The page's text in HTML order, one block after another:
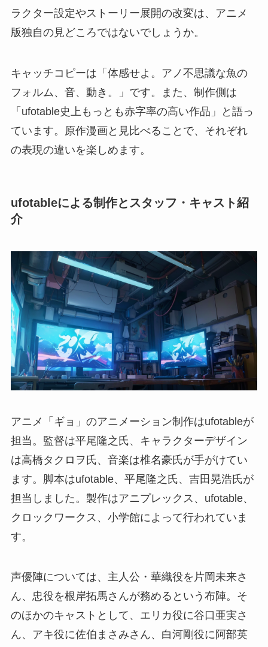
ラクター設定やストーリー展開の改変は、アニメ
版独自の見どころではないでしょうか。
キャッチコピーは「体感せよ。アノ不思議な魚の
フォルム、音、動き。」です。また、制作側は
「ufotable史上もっとも赤字率の高い作品」と語っ
ています。原作漫画と見比べることで、それぞれ
の表現の違いを楽しめます。
ufotableによる制作とスタッフ・キャスト紹
介
アニメ「ギョ」のアニメーション制作はufotableが
担当。監督は平尾隆之氏、キャラクターデザイン
は高橋タクロヲ氏、音楽は椎名豪氏が手がけてい
ます。脚本はufotable、平尾隆之氏、吉田晃浩氏が
担当しました。製作はアニプレックス、ufotable、
クロックワークス、小学館によって行われていま
す。
声優陣については、主人公・華織役を片岡未来さ
ん、忠役を根岸拓馬さんが務めるという布陣。そ
のほかのキャストとして、エリカ役に谷口亜実さ
ん、アキ役に佐伯まさみさん、白河剛役に阿部英